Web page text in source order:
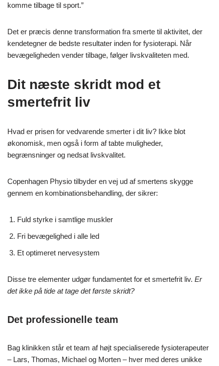
komme tilbage til sport.”
Det er præcis denne transformation fra smerte til aktivitet, der
kendetegner de bedste resultater inden for fysioterapi. Når
bevægeligheden vender tilbage, følger livskvaliteten med.
Dit næste skridt mod et
smertefrit liv
Hvad er prisen for vedvarende smerter i dit liv? Ikke blot
økonomisk, men også i form af tabte muligheder,
begrænsninger og nedsat livskvalitet.
Copenhagen Physio tilbyder en vej ud af smertens skygge
gennem en kombinationsbehandling, der sikrer:
Fuld styrke i samtlige muskler
Fri bevægelighed i alle led
Et optimeret nervesystem
Disse tre elementer udgør fundamentet for et smertefrit liv. Er
det ikke på tide at tage det første skridt?
Det professionelle team
Bag klinikken står et team af højt specialiserede fysioterapeuter
– Lars, Thomas, Michael og Morten – hver med deres unikke